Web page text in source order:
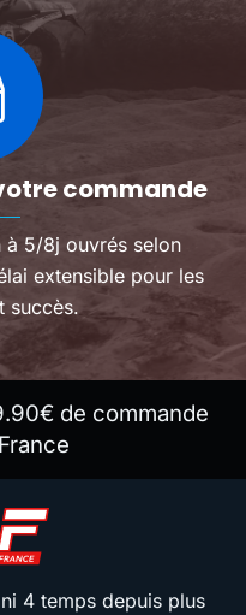
commande
5/8j ouvrés selon
extensible pour les
succès.
de commande
4 temps depuis plus